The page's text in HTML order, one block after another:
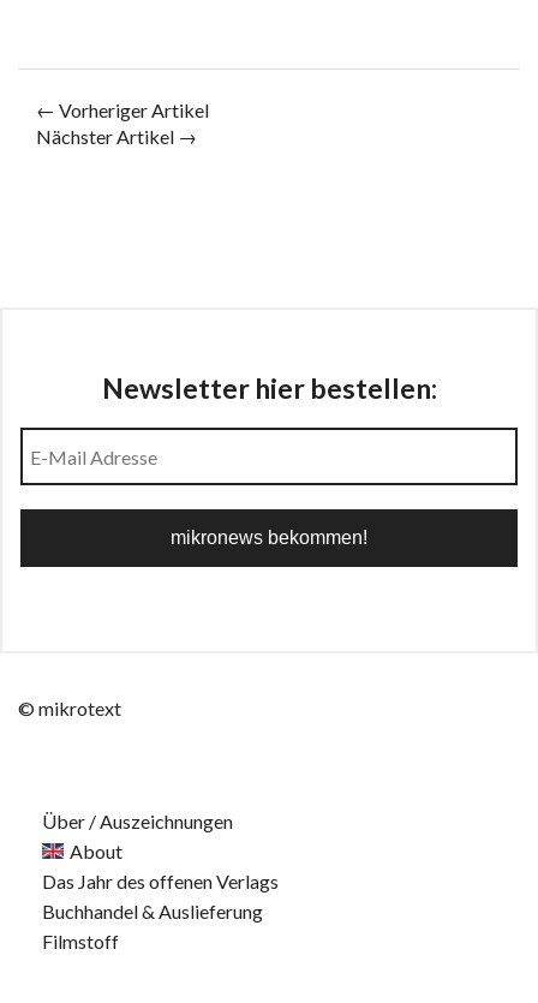
← Vorheriger Artikel
Nächster Artikel →
Newsletter hier bestellen:
© mikrotext
Über / Auszeichnungen
About
Das Jahr des offenen Verlags
Buchhandel & Auslieferung
Filmstoff